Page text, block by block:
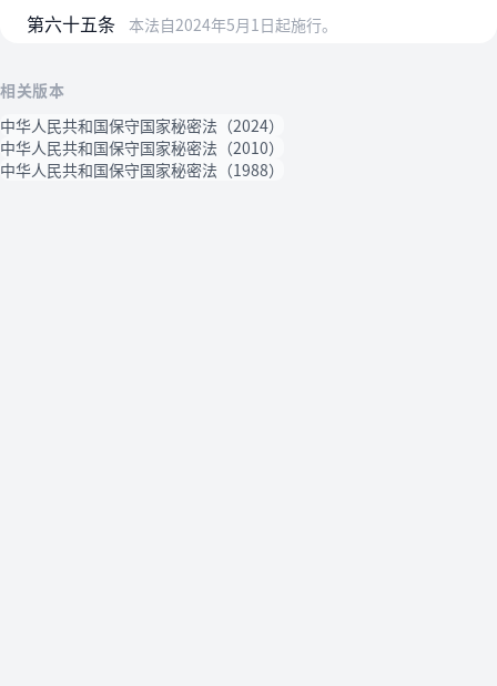
第六十五条 本法自2024年5月1日起施行。
相关版本
中华人民共和国保守国家秘密法（2024）
中华人民共和国保守国家秘密法（2010）
中华人民共和国保守国家秘密法（1988）